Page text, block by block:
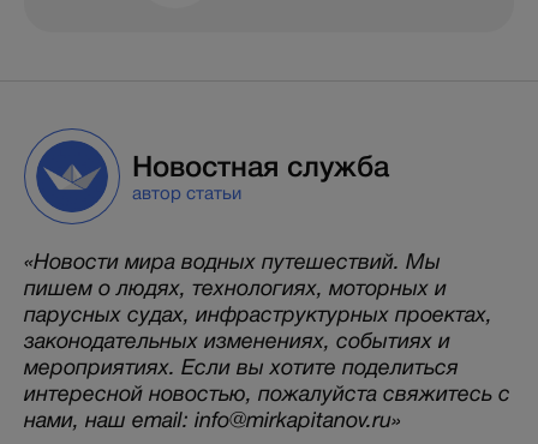
Новостная служба
автор статьи
«Новости мира водных путешествий. Мы
пишем о людях, технологиях, моторных и
парусных судах, инфраструктурных проектах,
законодательных изменениях, событиях и
мероприятиях. Если вы хотите поделиться
интересной новостью, пожалуйста свяжитесь с
нами, наш email: info@mirkapitanov.ru»